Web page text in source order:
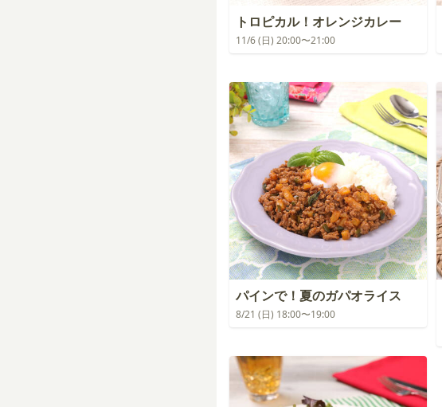
トロピカル！オレンジカレー
11/6 (日) 20:00〜21:00
パインで！夏のガパオライス
8/21 (日) 18:00〜19:00